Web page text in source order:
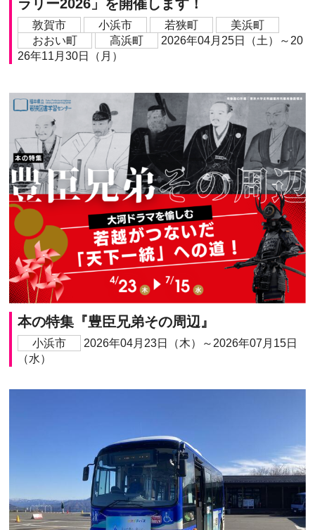
ラリー2026」を開催します！
敦賀市 小浜市 若狭町
美浜町
おおい町
高浜町
2026年04月25日（土）～20
26年11月30日（月）
本の特集『豊臣兄弟その周辺』
小浜市
2026年04月23日（木）～2026年07月15日
（水）